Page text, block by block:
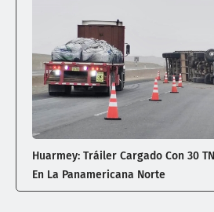
Huarmey: Tráiler Cargado Con 30
En La Panamericana Norte